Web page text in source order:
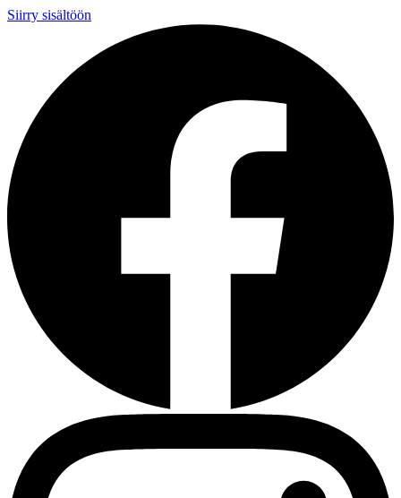
Siirry sisältöön